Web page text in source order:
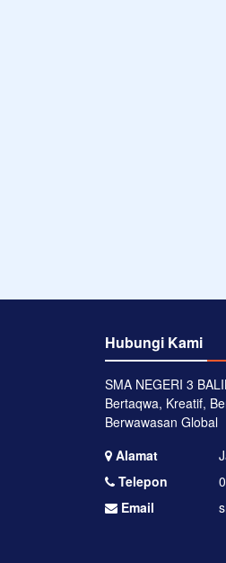
Hubungi Kami
SMA NEGERI 3
Bertaqwa, Kreatif,
Berwawasan Global
Alamat
Telepon
Email